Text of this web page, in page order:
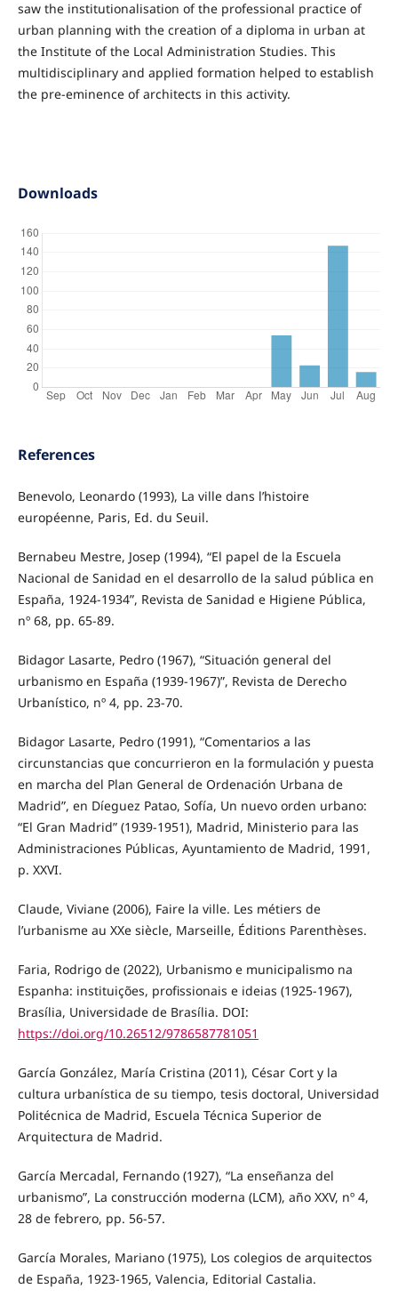
saw the institutionalisation of the professional practice of
urban planning with the creation of a diploma in urban at
the Institute of the Local Administration Studies. This
multidisciplinary and applied formation helped to establish
the pre-eminence of architects in this activity.
Downloads
References
Benevolo, Leonardo (1993), La ville dans l’histoire
européenne, Paris, Ed. du Seuil.
Bernabeu Mestre, Josep (1994), “El papel de la Escuela
Nacional de Sanidad en el desarrollo de la salud pública en
España, 1924-1934”, Revista de Sanidad e Higiene Pública,
nº 68, pp. 65-89.
Bidagor Lasarte, Pedro (1967), “Situación general del
urbanismo en España (1939-1967)”, Revista de Derecho
Urbanístico, nº 4, pp. 23-70.
Bidagor Lasarte, Pedro (1991), “Comentarios a las
circunstancias que concurrieron en la formulación y puesta
en marcha del Plan General de Ordenación Urbana de
Madrid”, en Díeguez Patao, Sofía, Un nuevo orden urbano:
“El Gran Madrid” (1939-1951), Madrid, Ministerio para las
Administraciones Públicas, Ayuntamiento de Madrid, 1991,
p. XXVI.
Claude, Viviane (2006), Faire la ville. Les métiers de
l’urbanisme au XXe siècle, Marseille, Éditions Parenthèses.
Faria, Rodrigo de (2022), Urbanismo e municipalismo na
Espanha: instituições, profissionais e ideias (1925-1967),
Brasília, Universidade de Brasília. DOI:
https://doi.org/10.26512/9786587781051
García González, María Cristina (2011), César Cort y la
cultura urbanística de su tiempo, tesis doctoral, Universidad
Politécnica de Madrid, Escuela Técnica Superior de
Arquitectura de Madrid.
García Mercadal, Fernando (1927), “La enseñanza del
urbanismo”, La construcción moderna (LCM), año XXV, nº 4,
28 de febrero, pp. 56-57.
García Morales, Mariano (1975), Los colegios de arquitectos
de España, 1923-1965, Valencia, Editorial Castalia.